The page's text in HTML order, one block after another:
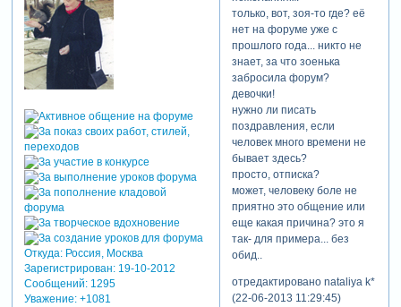
Откуда:Россия, Москва
Зарегистрирован: 19-10-2012
Сообщений:1295
Уважение: +1081
только, вот, зоя-то где? её
нет на форуме уже с
прошлого года... никто не
знает, за что зоенька
забросила форум?
девочки!
нужно ли писать
поздравления, если
человек много времени не
бывает здесь?
просто, отписка?
может, человеку боле не
приятно это общение или
еще какая причина? это я
так- для примера... без
обид..
отредактировано nataliya k*
(22-06-2013 11:29:45)